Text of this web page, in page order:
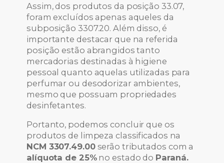
Assim, dos produtos da posição 33.07,
foram excluídos apenas aqueles da
subposição 3307.20. Além disso, é
importante destacar que na referida
posição estão abrangidos tanto
mercadorias destinadas à higiene
pessoal quanto aquelas utilizadas para
perfumar ou desodorizar ambientes,
mesmo que possuam propriedades
desinfetantes.
Portanto, podemos concluir que os
produtos de limpeza classificados na
NCM 3307.49.00serão tributados com a
alíquota de 25%no estado do Paraná.